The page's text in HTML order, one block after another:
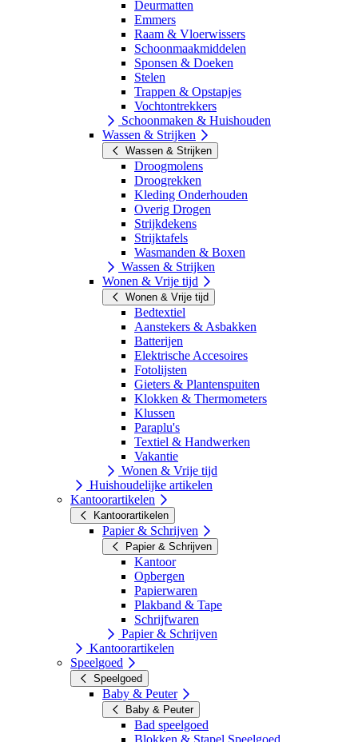
Deurmatten
Emmers
Raam & Vloerwissers
Schoonmaakmiddelen
Sponsen & Doeken
Stelen
Trappen & Opstapjes
Vochtontrekkers
Schoonmaken & Huishouden
Wassen & Strijken
Wassen & Strijken
Droogmolens
Droogrekken
Kleding Onderhouden
Overig Drogen
Strijkdekens
Strijktafels
Wasmanden & Boxen
Wassen & Strijken
Wonen & Vrije tijd
Wonen & Vrije tijd
Bedtextiel
Aanstekers & Asbakken
Batterijen
Elektrische Accesoires
Fotolijsten
Gieters & Plantenspuiten
Klokken & Thermometers
Klussen
Paraplu's
Textiel & Handwerken
Vakantie
Wonen & Vrije tijd
Huishoudelijke artikelen
Kantoorartikelen
Kantoorartikelen
Papier & Schrijven
Papier & Schrijven
Kantoor
Opbergen
Papierwaren
Plakband & Tape
Schrijfwaren
Papier & Schrijven
Kantoorartikelen
Speelgoed
Speelgoed
Baby & Peuter
Baby & Peuter
Bad speelgoed
Blokken & Stapel Speelgoed